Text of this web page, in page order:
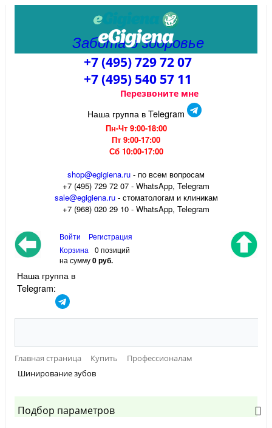
Забота о здоровье
+7 (495) 729 72 07
+7 (495) 540 57 11
Перезвоните мне
Наша группа в Telegram
Пн-Чт 9:00-18:00
Пт 9:00-17:00
Сб 10:00-17:00
shop@egigiena.ru - по всем вопросам
‎+7 (495) 729 72 07 - WhatsApp, Telegram
sale@egigiena.ru- стоматологам и клиникам
+7 (968) 020 29 10 - WhatsApp, Telegram
Войти
Регистрация
Корзина
0 позиций
на сумму0 руб.
Наша группа в
Telegram:
Главная страница Купить
Профессионалам
Шинирование зубов
Подбор параметров